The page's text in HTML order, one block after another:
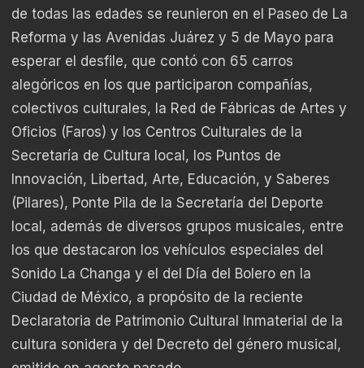
de todas las edades se reunieron en el Paseo de La
Reforma y las Avenidas Juárez y 5 de Mayo para
esperar el desfile, que contó con 65 carros
alegóricos en los que participaron compañías,
colectivos culturales, la Red de Fábricas de Artes y
Oficios (Faros) y los Centros Culturales de la
Secretaría de Cultura local, los Puntos de
Innovación, Libertad, Arte, Educación, y Saberes
(Pilares), Ponte Pila de la Secretaría del Deporte
local, además de diversos grupos musicales, entre
los que destacaron los vehículos especiales del
Sonido La Changa y el del Día del Bolero en la
Ciudad de México, a propósito de la reciente
Declaratoria de Patrimonio Cultural Inmaterial de la
cultura sonidera y del Decreto del género musical,